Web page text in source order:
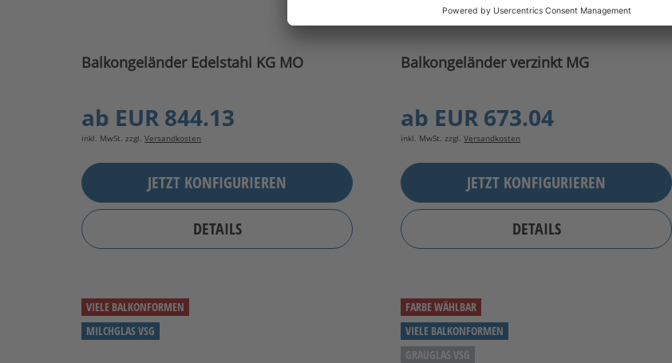
Balkongeländer Edelstahl KG MO
ab EUR 844.13
inkl. MwSt. zzgl. Versandkosten
JETZT KONFIGURIEREN
DETAILS
Balkongeländer verzinkt MG
ab EUR 673.04
inkl. MwSt. zzgl. Versandkosten
JETZT KONFIGURIEREN
DETAILS
VIELE BALKONFORMEN
MILCHGLAS VSG
FARBE WÄHLBAR
VIELE BALKONFORMEN
GRAUGLAS VSG